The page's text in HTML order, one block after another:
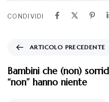
CONDIVIDI
ARTICOLO PRECEDENTE
Bambini che (non)
“non” hanno niente